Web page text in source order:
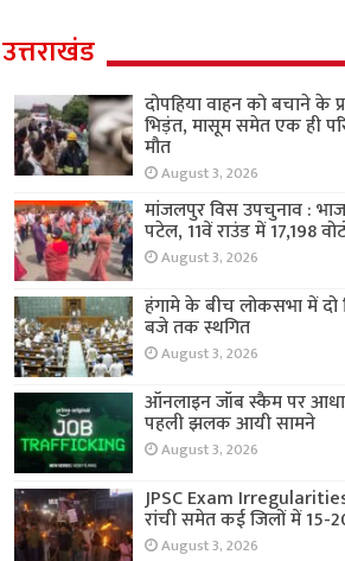
उत्तराखंड
दोपहिया वाहन को बचाने के
भिड़ंत, मासूम समेत एक ही
मौत
August 3, 2026
मांजलपुर विस उपचुनाव :
पटेल, 11वें राउंड में 17,198
August 3, 2026
हंगामे के बीच लोकसभा में दो
बजे तक स्थगित
August 3, 2026
ऑनलाइन जॉब स्कैम पर
पहली झलक आयी सामने
August 3, 2026
JPSC Exam
रांची समेत कई जिलों में 15-
August 3, 2026